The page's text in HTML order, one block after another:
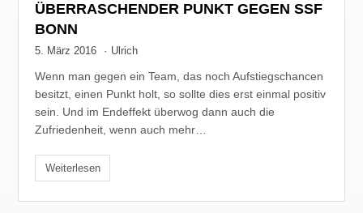
ÜBERRASCHENDER PUNKT GEGEN SSF
BONN
5. März 2016 · Ulrich
Wenn man gegen ein Team, das noch Aufstiegschancen
besitzt, einen Punkt holt, so sollte dies erst einmal positiv
sein. Und im Endeffekt überwog dann auch die
Zufriedenheit, wenn auch mehr…
Weiterlesen